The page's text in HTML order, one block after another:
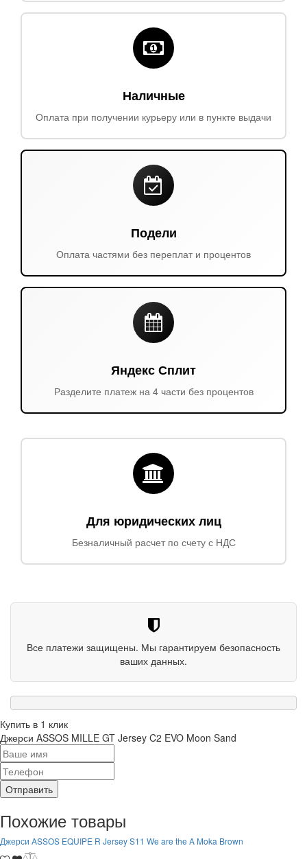
Наличные
Оплата при получении курьеру или в пункте выдачи
Подели
Оплата частями без переплат и процентов
Яндекс Сплит
Разделите платеж на 4 части без процентов
Для юридических лиц
Безналичный расчет по счету с НДС
Все платежи защищены. Мы гарантируем безопасность
ваших данных.
Купить в 1 клик
Джерси ASSOS MILLE GT Jersey C2 EVO Moon Sand
Отправить
Похожие товары
Джерси ASSOS EQUIPE R Jersey S11 We are the A Moka Brown